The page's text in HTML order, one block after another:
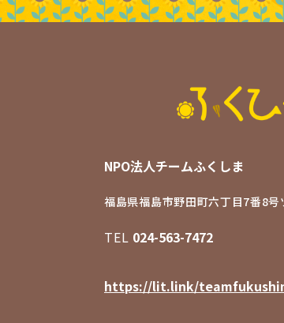
NPO法人チームふくしま
福島県福島市野田町六丁目7番8号
TEL 024-563-7472
https://lit.link/